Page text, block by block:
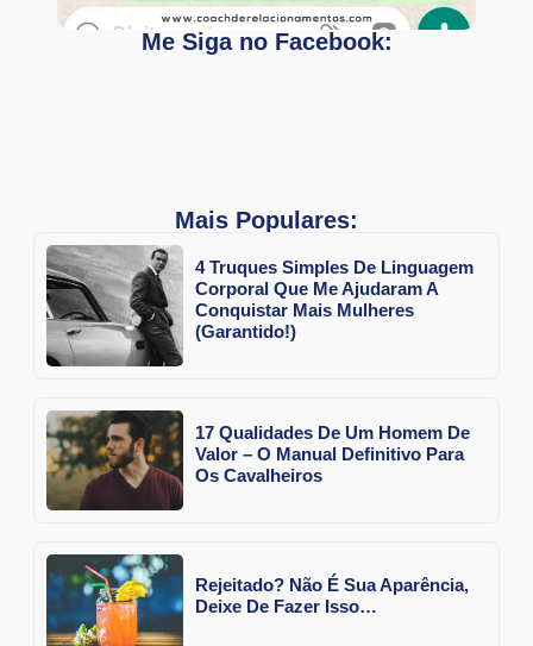
Me Siga no Facebook:
Mais Populares:
4 Truques Simples De Linguagem
Corporal Que Me Ajudaram A
Conquistar Mais Mulheres
(Garantido!)
17 Qualidades De Um Homem De
Valor – O Manual Definitivo Para
Os Cavalheiros
Rejeitado? Não É Sua Aparência,
Deixe De Fazer Isso…